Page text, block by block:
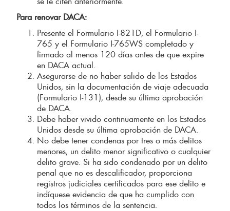
Para renovar DACA:
Presente el Formulario I-821D, el Formulario I-
765 y el Formulario I-765WS completado y
firmado al menos 120 días antes de que expire
en DACA actual.
Asegurarse de no haber salido de los Estados
Unidos, sin la documentación de viaje adecuada
(Formulario I-131), desde su última aprobación
de DACA.
Debe haber vivido continuamente en los Estados
Unidos desde su última aprobación de DACA.
No debe tener condenas por tres o más delitos
menores, un delito menor significativo o cualquier
delito grave. Si ha sido condenado por un delito
penal que no es descalificador, proporciona
registros judiciales certificados para ese delito e
indíquese evidencia de que ha cumplido con
todos los términos de la sentencia.